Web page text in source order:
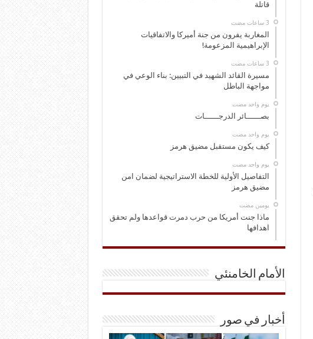
قاتلة
المغاربة يفرون من جنة أميركا والاتفاقيات
الإبراهيمية المزعومة!
مسيرة القائد الشهيد في التبيين: بناء الوعي في
مواجهة الباطل
‏يوم واحد مضت
بصــــــائر الدرجــــــات
‏يوم واحد مضت
كيف يكون مستقبل مضيق هرمز
‏يوم واحد مضت
التفاصيل الأولية للخطة الاستراتيجية لضمان امن
مضيق هرمز
‏يومين مضت
ماذا جنت أمريكا من حرب دمرت قواعدها ولم تحقق
اهدافها
الأمام الخامنئي
أخبار في صور